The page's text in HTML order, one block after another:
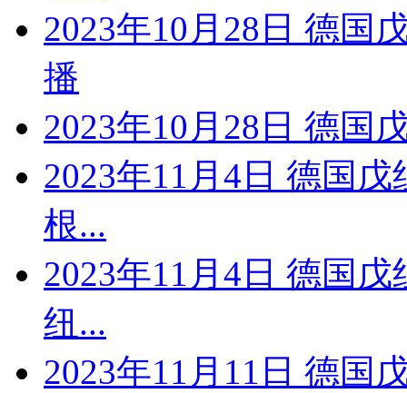
2023年10月28日 德国
播
2023年10月28日 德国
2023年11月4日 德国
根...
2023年11月4日 德国
纽...
2023年11月11日 德国